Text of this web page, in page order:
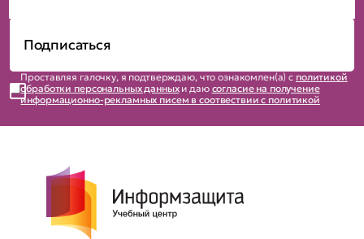
Проставляя галочку, я подтверждаю, что ознакомлен(а) с политикой
обработки персональных данныхи даю согласие на получение
информационно-рекламных писем в соотвествии с политикой